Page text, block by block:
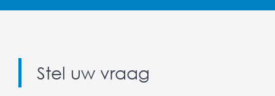
Stel uw vraag